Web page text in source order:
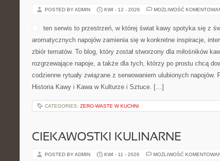
POSTED BY ADMIN KWI - 12 - 2026 MOŻLIWOŚĆ
ten serwis to przestrzeń, w której świat kawy spotyka się z
aromatycznych napojów zamienia się w konkretne inspiracje,
zbiór tematów. To blog, który został stworzony dla miłośników
rozgrzewające napoje, a także dla tych, którzy po prostu chcą
codzienne rytuały związane z serwowaniem ulubionych napojów.
Historia Kawy i Kawa w Kulturze i Sztuce. […]
CATEGORIES: ZERO-WASTE W KUCHNI
CIEKAWOSTKI KULINARNE
POSTED BY ADMIN KWI - 11 - 2026 MOŻLIWOŚĆ